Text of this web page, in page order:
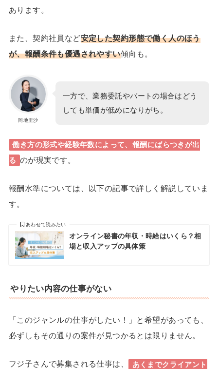
あります。
また、契約社員など安定した契約形態で働く人のほう
が、報酬条件も優遇されやすい傾向も。
岡地里沙
一方で、業務委託やパートの場合はどう
しても単価が低めになりがち。
働き方の形式や経験年数によって、報酬にばらつきが出
る のが現実です。
報酬水準については、以下の記事で詳しく解説していま
す。
オンライン秘書の年収・時給はいくら？相
場と収入アップの具体策
あわせて読みたい
やりたい内容の仕事がない
「このジャンルの仕事がしたい！」と希望があっても、
必ずしもその通りの案件が見つかるとは限りません。
フジ子さんで募集される仕事は、
あくまでクライアント